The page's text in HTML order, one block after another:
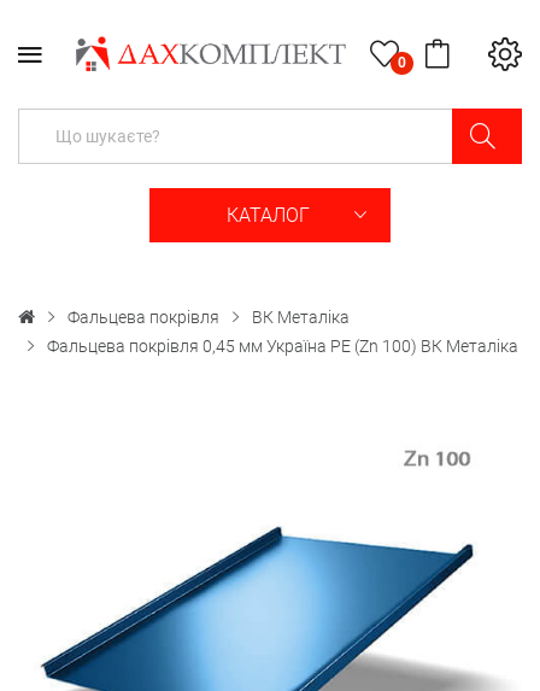
0
КАТАЛОГ
Фальцева покрівля
ВК Металіка
Фальцева покрівля 0,45 мм Україна PE (Zn 100) ВК Металіка